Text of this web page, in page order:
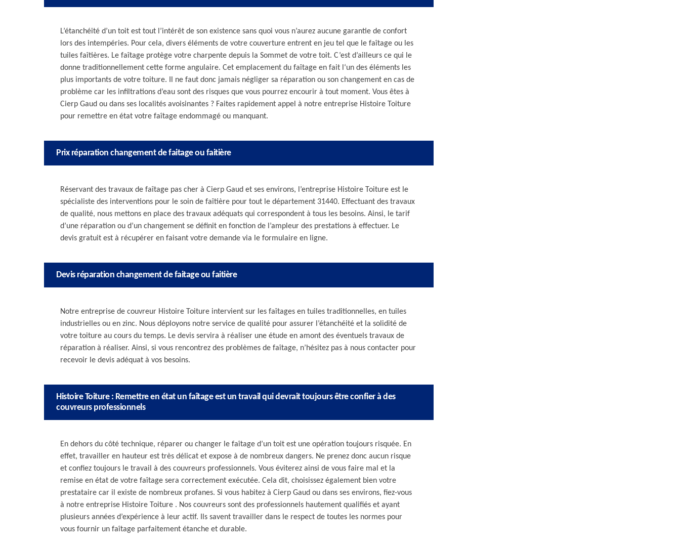
L’étanchéité d’un toit est tout l’intérêt de son existence sans quoi vous n’aurez aucune garantie de confort
lors des intempéries. Pour cela, divers éléments de votre couverture entrent en jeu tel que le faîtage ou les
tuiles faîtières. Le faîtage protège votre charpente depuis la Sommet de votre toit. C’est d’ailleurs ce qui le
donne traditionnellement cette forme angulaire. Cet emplacement du faîtage en fait l‘un des éléments les
plus importants de votre toiture. Il ne faut donc jamais négliger sa réparation ou son changement en cas de
problème car les infiltrations d’eau sont des risques que vous pourrez encourir à tout moment. Vous êtes à
Cierp Gaud ou dans ses localités avoisinantes ? Faites rapidement appel à notre entreprise Histoire Toiture
pour remettre en état votre faîtage endommagé ou manquant.
Prix réparation changement de faitage ou faitière
Réservant des travaux de faîtage pas cher à Cierp Gaud et ses environs, l’entreprise Histoire Toiture est le
spécialiste des interventions pour le soin de faîtière pour tout le département 31440. Effectuant des travaux
de qualité, nous mettons en place des travaux adéquats qui correspondent à tous les besoins. Ainsi, le tarif
d’une réparation ou d’un changement se définit en fonction de l’ampleur des prestations à effectuer. Le
devis gratuit est à récupérer en faisant votre demande via le formulaire en ligne.
Devis réparation changement de faitage ou faitière
Notre entreprise de couvreur Histoire Toiture intervient sur les faîtages en tuiles traditionnelles, en tuiles
industrielles ou en zinc. Nous déployons notre service de qualité pour assurer l’étanchéité et la solidité de
votre toiture au cours du temps. Le devis servira à réaliser une étude en amont des éventuels travaux de
réparation à réaliser. Ainsi, si vous rencontrez des problèmes de faîtage, n’hésitez pas à nous contacter pour
recevoir le devis adéquat à vos besoins.
Histoire Toiture : Remettre en état un faîtage est un travail qui devrait toujours être confier à des
couvreurs professionnels
En dehors du côté technique, réparer ou changer le faîtage d’un toit est une opération toujours risquée. En
effet, travailler en hauteur est très délicat et expose à de nombreux dangers. Ne prenez donc aucun risque
et confiez toujours le travail à des couvreurs professionnels. Vous éviterez ainsi de vous faire mal et la
remise en état de votre faîtage sera correctement exécutée. Cela dit, choisissez également bien votre
prestataire car il existe de nombreux profanes. Si vous habitez à Cierp Gaud ou dans ses environs, fiez-vous
à notre entreprise Histoire Toiture . Nos couvreurs sont des professionnels hautement qualifiés et ayant
plusieurs années d’expérience à leur actif. Ils savent travailler dans le respect de toutes les normes pour
vous fournir un faîtage parfaitement étanche et durable.